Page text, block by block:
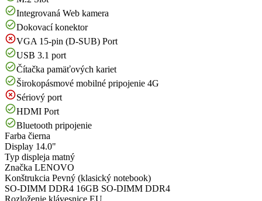
Integrovaná Web kamera
Dokovací konektor
VGA 15-pin (D-SUB) Port
USB 3.1 port
Čítačka pamäťových kariet
Širokopásmové mobilné pripojenie 4G
Sériový port
HDMI Port
Bluetooth pripojenie
Farba čierna
Display 14.0"
Typ displeja matný
Značka LENOVO
Konštrukcia Pevný (klasický notebook)
SO-DIMM DDR4 16GB SO-DIMM DDR4
Rozloženie klávesnice EU